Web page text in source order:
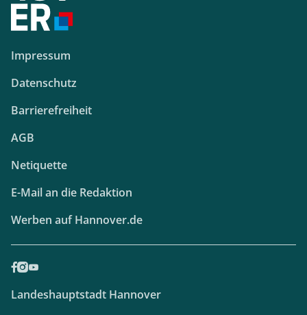
Impressum
Datenschutz
Barrierefreiheit
AGB
Netiquette
E-Mail an die Redaktion
Werben auf Hannover.de
Landeshauptstadt Hannover